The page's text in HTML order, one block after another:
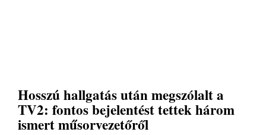
Hosszú hallgatás után megszólalt a
TV2: fontos bejelentést tettek három
ismert műsorvezetőről